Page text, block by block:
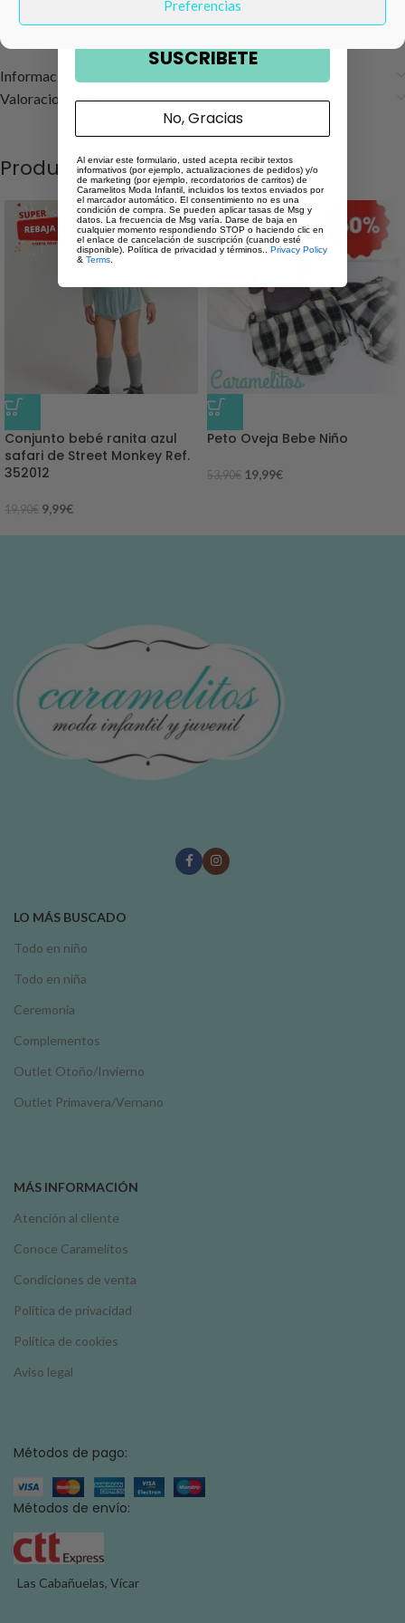
Preferencias
Información adicional
Valoraciones (0)
Productos relacionados
-50%
Conjunto bebé ranita azul
safari de Street Monkey Ref.
352012
19,90€ 9,99€
-63%
Peto Oveja Bebe Niño
53,90€ 19,99€
LO MÁS BUSCADO
Todo en niño
Todo en niña
Ceremonia
Complementos
Outlet Otoño/Invierno
Outlet Primavera/Vernano
MÁS INFORMACIÓN
Atención al cliente
Conoce Caramelitos
Condiciones de venta
Política de privacidad
Política de cookies
Aviso legal
Métodos de pago:
Métodos de envío:
Las Cabañuelas, Vícar
SUSCRIBETE
No, Gracias
Al enviar este formulario, usted acepta recibir textos
informativos (por ejemplo, actualizaciones de pedidos) y/o
de marketing (por ejemplo, recordatorios de carritos) de
Caramelitos Moda Infantil, incluidos los textos enviados por
el marcador automático. El consentimiento no es una
condición de compra. Se pueden aplicar tasas de Msg y
datos. La frecuencia de Msg varía. Darse de baja en
cualquier momento respondiendo STOP o haciendo clic en
el enlace de cancelación de suscripción (cuando esté
disponible). Política de privacidad y términos.. Privacy Policy
& Terms